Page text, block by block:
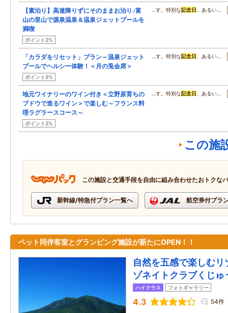
【素泊り】高速降りずにそのままお泊り♪富
山の里山で源泉温泉＆温泉ジェットプールを
満喫
ポイント2%
…す。特別な記念日 、あるい…
「カラダをリセット」プラン～温泉ジェット
プールでヘルシー体験！＜月の兎会席＞
ポイント2%
…す。特別な記念日 、あるい…
地元ワイナリーのワイン付き＜立野原育ちの
ブドウで造るワイン＞で楽しむ～フランス料
理ラグラースコース～
ポイント2%
…す。特別な記念日 、あるい…
この施
この施設と交通手段を自由に組み合わせたおトクな
新幹線/特急付プラン一覧へ 航空券付プラ
ペット同伴客室とグランピング施設が新たにOPEN！！
自然を五感で楽しむ
ゾネイトクラブくじゅ
ハイクラス フォトギャラリー
4.3 54件